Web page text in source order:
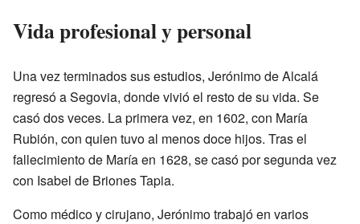
Vida profesional y personal
Una vez terminados sus estudios, Jerónimo de Alcalá
regresó a Segovia, donde vivió el resto de su vida. Se
casó dos veces. La primera vez, en 1602, con María
Rubión, con quien tuvo al menos doce hijos. Tras el
fallecimiento de María en 1628, se casó por segunda vez
con Isabel de Briones Tapia.
Como médico y cirujano, Jerónimo trabajó en varios